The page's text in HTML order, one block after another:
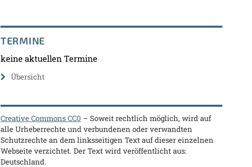
TERMINE
keine aktuellen Termine
Übersicht
Creative Commons CC0 – Soweit rechtlich möglich, wird auf
alle Urheberrechte und verbundenen oder verwandten
Schutzrechte an dem linksseitigen Text auf dieser einzelnen
Webseite verzichtet. Der Text wird veröffentlicht aus:
Deutschland.